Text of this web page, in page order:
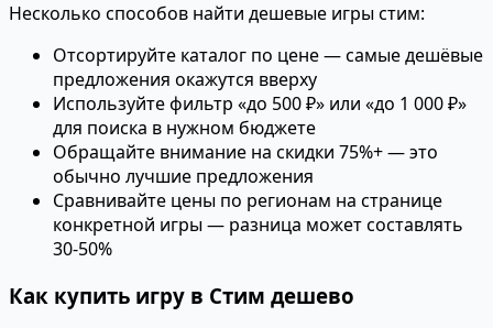
Несколько способов найти дешевые игры стим:
Отсортируйте каталог по цене — самые дешёвые
предложения окажутся вверху
Используйте фильтр «до 500 ₽» или «до 1 000 ₽»
для поиска в нужном бюджете
Обращайте внимание на скидки 75%+ — это
обычно лучшие предложения
Сравнивайте цены по регионам на странице
конкретной игры — разница может составлять
30-50%
Как купить игру в Стим дешево